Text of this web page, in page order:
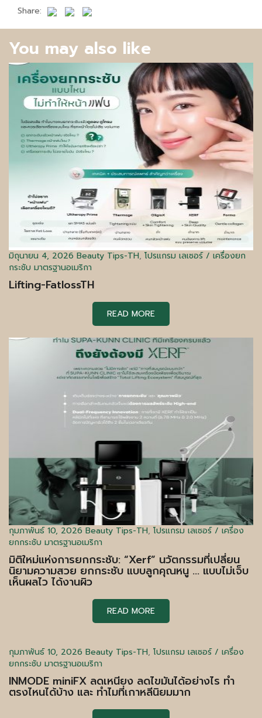
Share:
You may also like
มิถุนายน 4, 2026 Beauty Tips-TH, โปรแกรม เลเซอร์ / เครื่องยก
กระชับ มาตรฐานอเมริกา
Lifting-FatlossTH
READ MORE
กุมภาพันธ์ 10, 2026 Beauty Tips-TH, โปรแกรม เลเซอร์ / เครื่อง
ยกกระชับ มาตรฐานอเมริกา
มิติใหม่แห่งการยกกระชับ: “Xerf” นวัตกรรมที่เปลี่ยน
นิยามความสวย ยกกระชับ แบบลูกคุณหนู … แบบไม่เจ็บ
เห็นผลไว ได้งานผิว
READ MORE
กุมภาพันธ์ 10, 2026 Beauty Tips-TH, โปรแกรม เลเซอร์ / เครื่อง
ยกกระชับ มาตรฐานอเมริกา
INMODE miniFX ลดเหนียง ลดไขมันได้อย่างไร ทำ
ตรงไหนได้บ้าง และ ทำไมที่เกาหลีนิยมมาก